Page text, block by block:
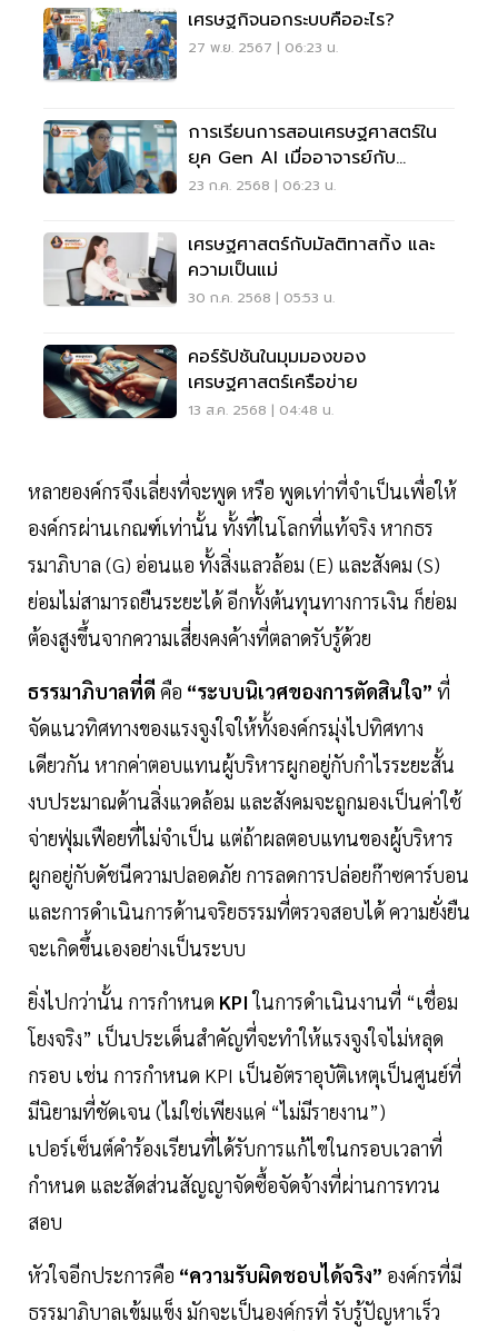
เศรษฐกิจนอกระบบคืออะไร?
27 พ.ย. 2567 | 06:23 น.
การเรียนการสอนเศรษฐศาสตร์ใน
ยุค Gen AI เมื่ออาจารย์กับ
นักเรียนต้องเรียนรู้ไปด้วยกัน
23 ก.ค. 2568 | 06:23 น.
เศรษฐศาสตร์กับมัลติทาสกิ้ง และ
ความเป็นแม่
30 ก.ค. 2568 | 05:53 น.
คอร์รัปชันในมุมมองของ
เศรษฐศาสตร์เครือข่าย
13 ส.ค. 2568 | 04:48 น.
หลายองค์กรจึงเลี่ยงที่จะพูด หรือ พูดเท่าที่จำเป็นเพื่อให้
องค์กรผ่านเกณฑ์เท่านั้น ทั้งที่ในโลกที่แท้จริง หากธร
รมาภิบาล (G) อ่อนแอ ทั้งสิ่งแลวล้อม (E) และสังคม (S)
ย่อมไม่สามารถยืนระยะได้ อีกทั้งต้นทุนทางการเงิน ก็ย่อม
ต้องสูงขึ้นจากความเสี่ยงคงค้างที่ตลาดรับรู้ด้วย
ธรรมาภิบาลที่ดี คือ “ระบบนิเวศของการตัดสินใจ” ที่
จัดแนวทิศทางของแรงจูงใจให้ทั้งองค์กรมุ่งไปทิศทาง
เดียวกัน หากค่าตอบแทนผู้บริหารผูกอยู่กับกำไรระยะสั้น
งบประมาณด้านสิ่งแวดล้อม และสังคมจะถูกมองเป็นค่าใช้
จ่ายฟุ่มเฟือยที่ไม่จำเป็น แต่ถ้าผลตอบแทนของผู้บริหาร
ผูกอยู่กับดัชนีความปลอดภัย การลดการปล่อยก๊าซคาร์บอน
และการดำเนินการด้านจริยธรรมที่ตรวจสอบได้ ความยั่งยืน
จะเกิดขึ้นเองอย่างเป็นระบบ
ยิ่งไปกว่านั้น การกำหนด KPIในการดำเนินงานที่ “เชื่อม
โยงจริง” เป็นประเด็นสำคัญที่จะทำให้แรงจูงใจไม่หลุด
กรอบ เช่น การกำหนด KPI เป็นอัตราอุบัติเหตุเป็นศูนย์ที่
มีนิยามที่ชัดเจน (ไม่ใช่เพียงแค่ “ไม่มีรายงาน”)
เปอร์เซ็นต์คำร้องเรียนที่ได้รับการแก้ไขในกรอบเวลาที่
กำหนด และสัดส่วนสัญญาจัดซื้อจัดจ้างที่ผ่านการทวน
สอบ
หัวใจอีกประการคือ “ความรับผิดชอบได้จริง” องค์กรที่มี
ธรรมาภิบาลเข้มแข็ง มักจะเป็นองค์กรที่ รับรู้ปัญหาเร็ว